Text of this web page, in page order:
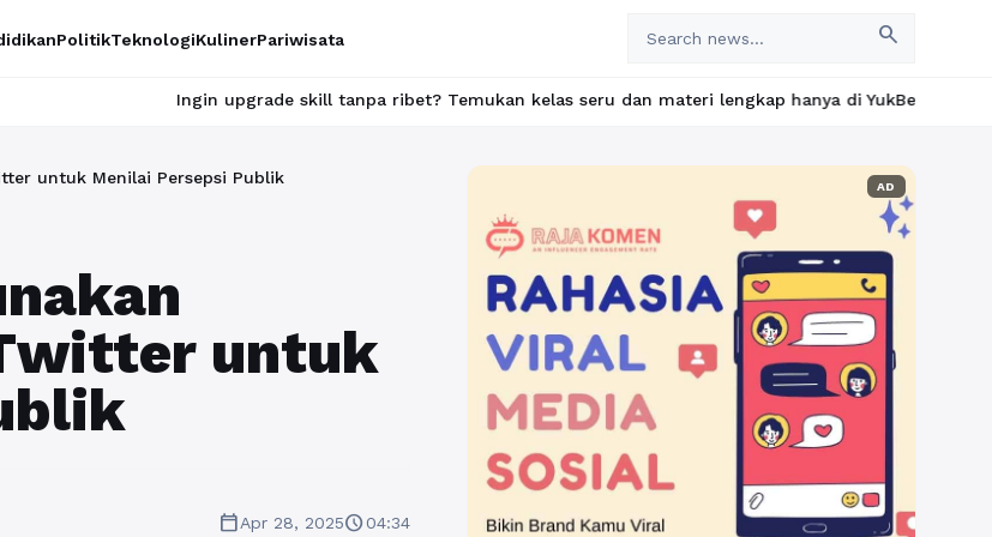
PolitikTeknologiKulinerPariwisata search
Ingin upgrade skill tanpa ribet? Temukan kelas seru dan materi lengkap hanya di YukBelajar.com. Mulai
untuk Menilai Persepsi Publik
untuk
calendar_todayApr 28, 2025schedule04:34
AD